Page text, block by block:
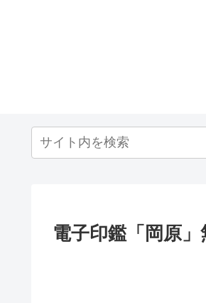
電子印鑑「岡原